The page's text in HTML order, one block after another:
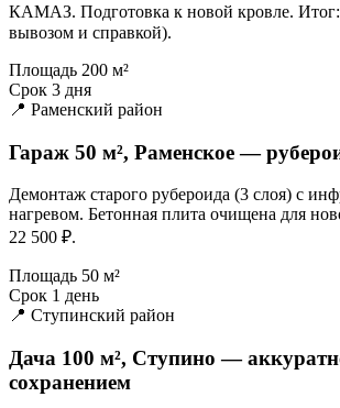
КАМАЗ. Подготовка к новой кровле. Итог:
вывозом и справкой).
Площадь 200 м²
Срок 3 дня
📍 Раменский район
Гараж 50 м², Раменское —
Демонтаж старого рубероида (3 слоя) с
нагревом. Бетонная плита очищена для
22 500 ₽.
Площадь 50 м²
Срок 1 день
📍 Ступинский район
Дача 100 м², Ступино —
сохранением